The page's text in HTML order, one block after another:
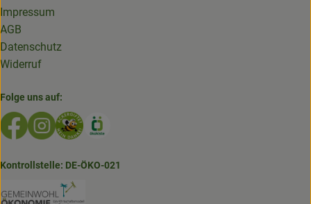
Impressum
AGB
Datenschutz
Widerruf
Folge uns auf:
Externer Link zu https://www.facebook.com/
Externer Link zu https://www.instagram.com/
Externer Link zu https://www.bioladen-
Kontrollstelle: DE-ÖKO-021